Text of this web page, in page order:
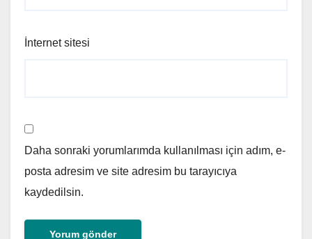
İnternet sitesi
Daha sonraki yorumlarımda kullanılması için adım, e-
posta adresim ve site adresim bu tarayıcıya
kaydedilsin.